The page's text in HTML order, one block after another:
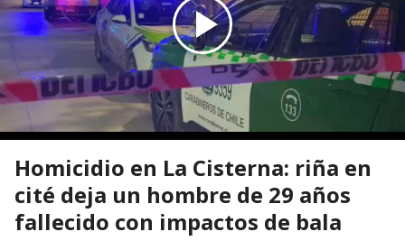
Homicidio en La Cisterna: riña en
cité deja un hombre de 29 años
fallecido con impactos de bala